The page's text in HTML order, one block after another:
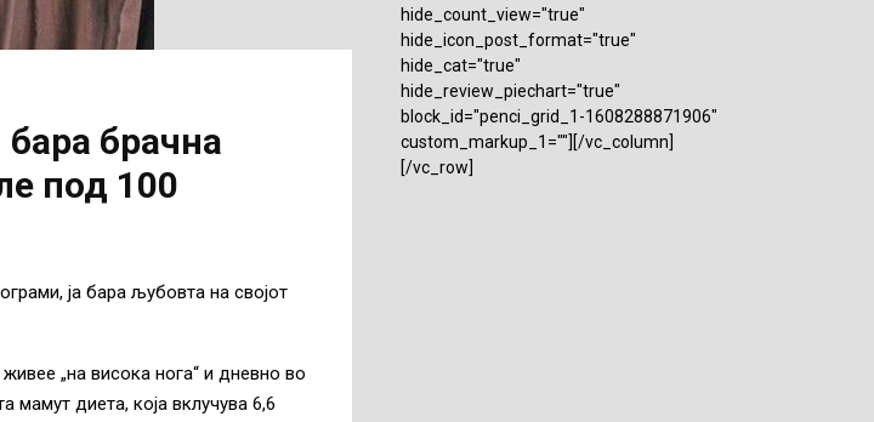
брачна
под 100
ја бара љубовта на својот
„на висока нога“ и дневно во
мамут диета, која вклучува 6,6
hide_count_view="true"
hide_icon_post_format="true"
hide_cat="true"
hide_review_piechart="true"
block_id="penci_grid_1-1608288871906"
custom_markup_1=""][/vc_column]
[/vc_row]